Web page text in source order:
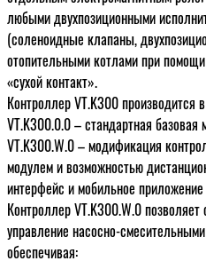
любыми двухпозиционными
(соленоидные клапаны,
отопительными котлами при
«сухой контакт».
Контроллер VT.K300
VT.K300.0.0 – стандартная
VT.K300.W.0 – модификация
модулем и возможностью
интерфейс и мобильное
Контроллер VT.K300.W.0
управление насосно-
обеспечивая: